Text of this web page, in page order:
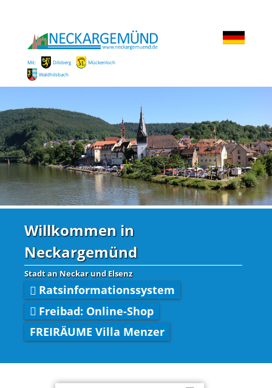
Mit: Dilsberg
Mückenloch
Waldhilsbach
Willkommen in
Neckargemünd
Stadt an Neckar und Elsenz
Ratsinformationssystem
Freibad: Online-Shop
FREIRÄUME Villa Menzer